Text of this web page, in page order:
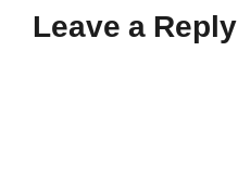
Leave a Reply